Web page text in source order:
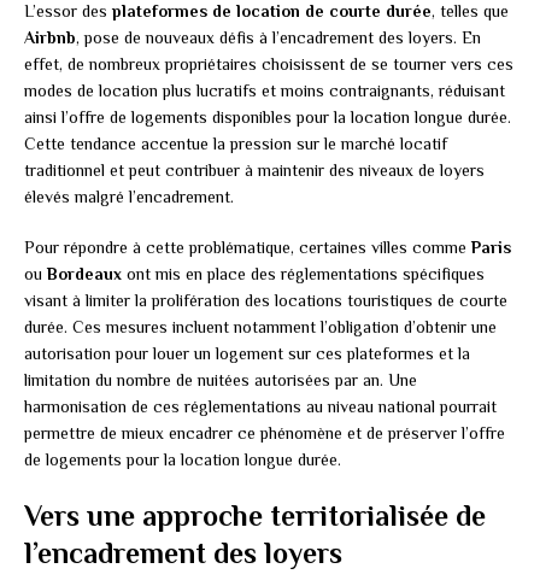
L’essor des plateformes de location de courte durée, telles que
Airbnb, pose de nouveaux défis à l’encadrement des loyers. En
effet, de nombreux propriétaires choisissent de se tourner vers ces
modes de location plus lucratifs et moins contraignants, réduisant
ainsi l’offre de logements disponibles pour la location longue durée.
Cette tendance accentue la pression sur le marché locatif
traditionnel et peut contribuer à maintenir des niveaux de loyers
élevés malgré l’encadrement.
Pour répondre à cette problématique, certaines villes commeParis
ouBordeaux ont mis en place des réglementations spécifiques
visant à limiter la prolifération des locations touristiques de courte
durée. Ces mesures incluent notamment l’obligation d’obtenir une
autorisation pour louer un logement sur ces plateformes et la
limitation du nombre de nuitées autorisées par an. Une
harmonisation de ces réglementations au niveau national pourrait
permettre de mieux encadrer ce phénomène et de préserver l’offre
de logements pour la location longue durée.
Vers une approche territorialisée de
l’encadrement des loyers